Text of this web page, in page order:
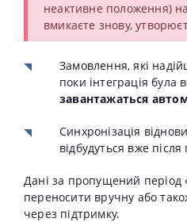
неактивне положення)
вмикаєте знову,
Замовлення, які
поки інтеграція була
завантажаться
Синхронізація
відбудуться вже
Дані за пропущений період
переносити вручну або
через підтримку.